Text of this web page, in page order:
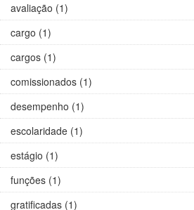
avaliação (1)
cargo (1)
cargos (1)
comissionados (1)
desempenho (1)
escolaridade (1)
estágio (1)
funções (1)
gratificadas (1)